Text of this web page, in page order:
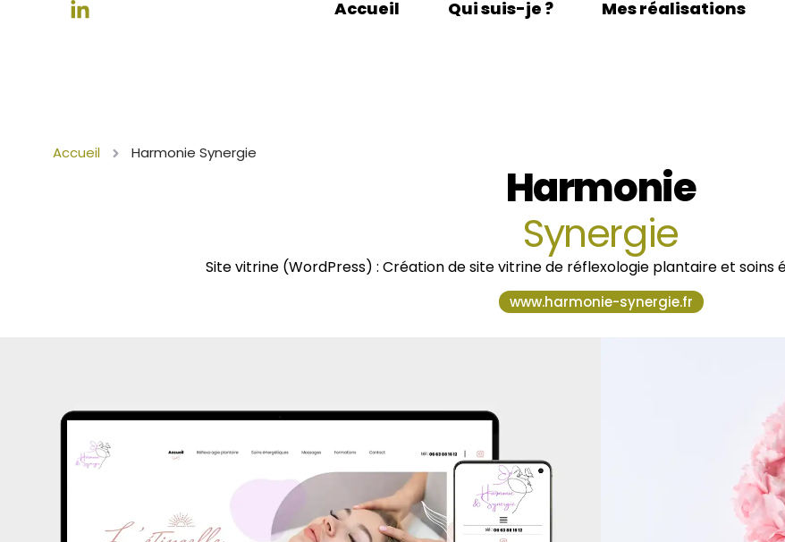
Accueil Qui suis-je ? Mes réalisations
Accueil Harmonie Synergie
Harmonie
Synergie
Site vitrine (WordPress) : Création de site vitrine de réflexologie plantaire et
www.harmonie-synergie.fr